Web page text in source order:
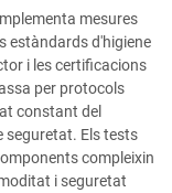
mesures
estàndards d'higiene
i les certificacions
per protocols
constant del
seguretat. Els tests
compleixin
i seguretat